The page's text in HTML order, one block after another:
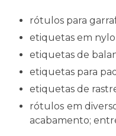
rótulos para
etiquetas em
etiquetas de
etiquetas para
etiquetas de
rótulos em
acabamento;